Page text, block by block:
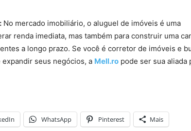
No mercado imobiliário, o aluguel de imóveis é uma
renda imediata, mas também para construir uma
a longo prazo. Se você é corretor de imóveis e
seus negócios, a Mell.ro pode ser sua aliada
WhatsApp Pinterest Mais